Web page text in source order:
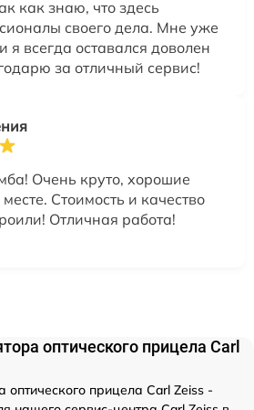
как знаю, что здесь
своего дела. Мне уже
я всегда оставался доволен
за отличный сервис!
Очень круто, хорошие
Стоимость и качество
Отличная работа!
оптического прицела Carl
прицела Carl Zeiss -